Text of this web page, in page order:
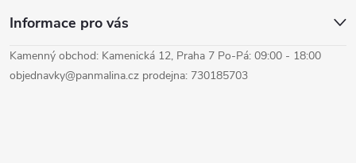
y
v
ý
Informace pro vás
Kamenný obchod: Kamenická 12, Praha 7 Po-Pá: 09:00 - 18:00
objednavky@panmalina.cz prodejna: 730185703